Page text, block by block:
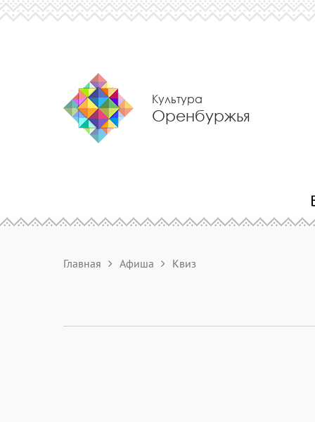
Культура
Оренбуржья
Главная Афиша Квиз